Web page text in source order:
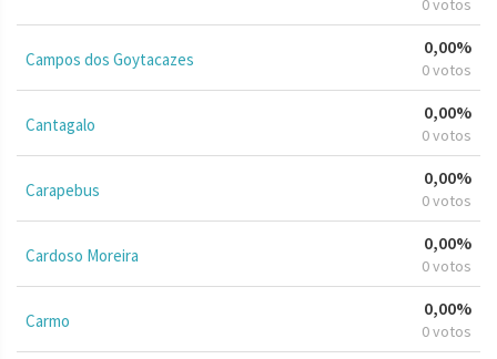
Campos dos Goytacazes
0,00%
0 votos
Cantagalo
0,00%
0 votos
Carapebus
0,00%
0 votos
Cardoso Moreira
0,00%
0 votos
Carmo
0,00%
0 votos